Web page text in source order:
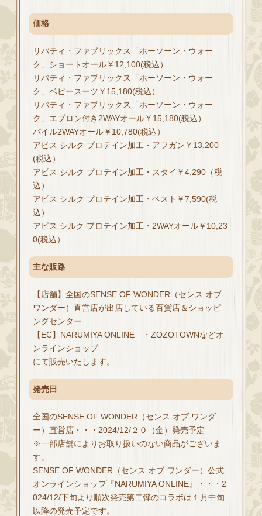
価格
リバティ・ファブリックス「ホーソーン・ウォー
ク」ショートオール￥12,100(税込）
リバティ・ファブリックス「ホーソーン・ウォー
ク」ベビースーツ￥15,180(税込）​
リバティ・ファブリックス「ホーソーン・ウォー
ク」エプロン付き2WAYオール​￥15,180(税込）​
パイル2WAYオール￥10,780(税込）
アピス シルク プロテイン加工・アフガン￥13,200
(税込）​
アピス シルク プロテイン加工・スタイ￥4,290（税
込）
アピス シルク プロテイン加工・ベスト￥7,590(税
込）​
アピス シルク プロテイン加工・2WAYオール￥10,23
0(税込）​
主な販路
【店舗】全国のSENSE OF WONDER（センス オブ
ワンダー）直営店が出店している百貨店＆ショッピ
ングセンター
【EC】NARUMIYA ONLINE ・ZOZOTOWNなどオ
ンラインショップ
にて販売いたします。
発売日
全国のSENSE OF WONDER（センス オブ ワンダ
ー）直営店・・・2024/12/２０（金）発売予定
※一部店舗によりお取り扱いのない商品がございま
す。
SENSE OF WONDER（センス オブ ワンダー）公式
オンラインショップ『NARUMIYA ONLINE』・・・2
024/12/下旬より順次発売第二弾のコラボは１月中旬
以降の発売予定です。